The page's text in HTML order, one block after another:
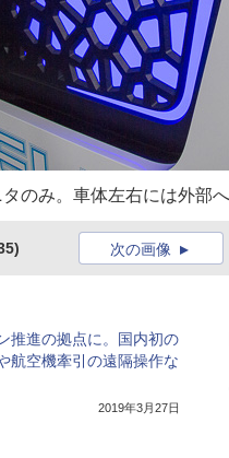
のみ。車体左右には外部
次の画像
推進の拠点に。国内初の
航空機牽引の遠隔操作な
2019年3月27日